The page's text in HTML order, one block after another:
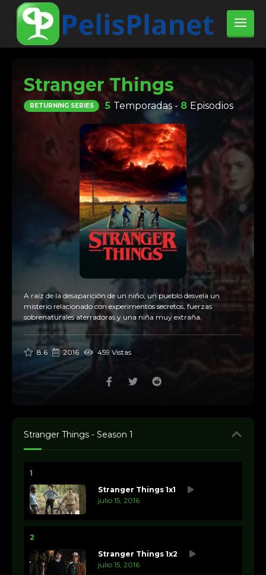
Stranger Things
RETURNING SERIES 5 Temporadas - 8 Episodios
A raíz de la desaparición de un niño, un pueblo desvela un
misterio relacionado con experimentos secretos, fuerzas
sobrenaturales aterradoras y una niña muy extraña.
8.6 2016 459 Vistas
Stranger Things - Season 1
1
Stranger Things 1x1
julio 15, 2016
2
Stranger Things 1x2
julio 15, 2016